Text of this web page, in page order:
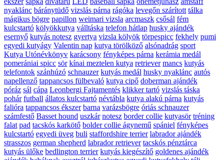
nyaklánc báránytüdő vizslás párna rágóka levegőn szárított tálka
mágikus bögre papillon weimari vizsla arcmaszk csősál fém
kulcstartó kölyökkutya válltáska telefon hátlap husky ajándék
esernyő kutyás notesz gyertya vizsla kölyök törpespicc fekhely pumi
egyedi kutyágy Valentin nap kutya törölköző alsónadrág sport
Kutya Utónévkönyv karácsony fényképes párna kerámia medál
pomerániai spicc sör kínai meztelen kutya retriever mancs kutyás
telefontok szánhúzó schnauzer kutyás medál husky nyaklánc autós
napellenző tappancsos fülbevaló kutya cipő doberman ajándék
póráz sál cápa Leonbergi Fajtamentés klikker tartó vizslás táska
pohár futball állatos kulcstartó névtábla kutya alakú párna kutyás
falióra tappancsos ékszer barna varázsbögre óriás schnauzer
számfestő Basset hound uszkár notesz border collie kutyasör tréning
falat pad tacskós karkötő bolder collie ágynemű spániel fényképes
kulcstartó egyedi üveg buli staffordshire terrier labrador ajándék
strasszos german shepherd labrador retriever tacskós pénztárca
kutyás ülőke bedlington terrier kutyás kiegészítő goldenes ajándék